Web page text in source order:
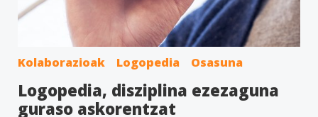
Kolaborazioak Logopedia Osasuna
Logopedia, disziplina ezezaguna
guraso askorentzat